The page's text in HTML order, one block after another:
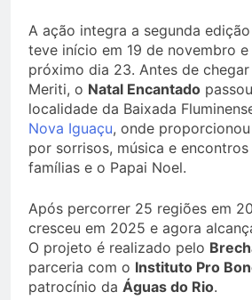
A ação integra a segunda
teve início em 19 de novembro
próximo dia 23. Antes de
Meriti, o Natal Encantado
localidade da Baixada
Nova Iguaçu, onde
por sorrisos, música e
famílias e o Papai Noel.
Após percorrer 25 regiões em
cresceu em 2025 e agora
O projeto é realizado pelo
parceria com o Instituto Pro
patrocínio da Águas do Rio.